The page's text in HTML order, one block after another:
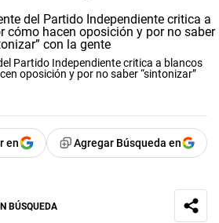
Partido Independiente critica a blancos
oposición y por no saber “sintonizar”
en Agregar Búsqueda en
BÚSQUEDA